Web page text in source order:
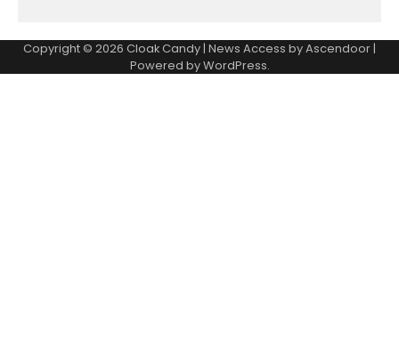
Copyright © 2026 Cloak Candy | News Access byAscendoor |
Powered byWordPress.